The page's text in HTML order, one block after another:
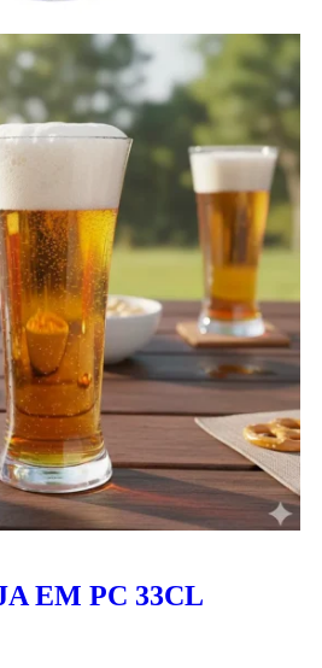
EM PC 33CL